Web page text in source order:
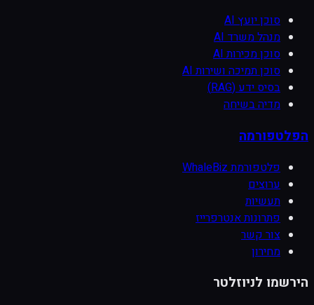
סוכן יועץ AI
מנהל משרד AI
סוכן מכירות AI
סוכן תמיכה ושירות AI
בסיס ידע (RAG)
מדיה בשיחה
הפלטפורמה
פלטפורמת WhaleBiz
ערוצים
תעשיות
פתרונות אנטרפרייז
צור קשר
מחירון
הירשמו לניוזלטר